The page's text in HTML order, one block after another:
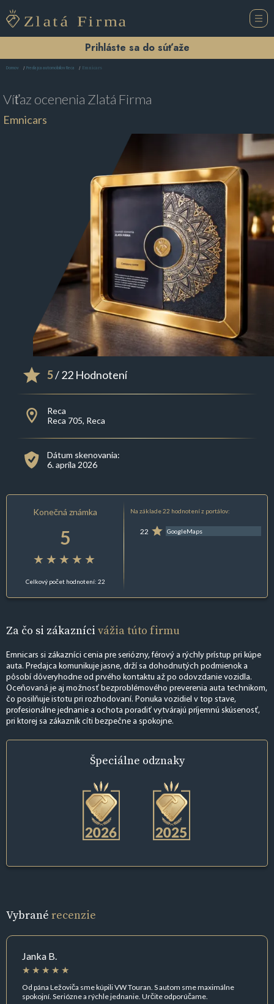
Prihláste sa do súťaže
Domov Predajca automobilov Reca Emnicars
Víťaz ocenenia Zlatá Firma
Emnicars
5/ 22 Hodnotení
Reca
Reca 705, Reca
Dátum skenovania:
6. apríla 2026
Konečná známka
5
Celkový počet hodnotení: 22
Na základe 22 hodnotení z portálov:
22 GoogleMaps
Za čo si zákazníci vážia túto firmu
Emnicars si zákazníci cenia pre seriózny, férový a rýchly prístup pri kúpe
auta. Predajca komunikuje jasne, drží sa dohodnutých podmienok a
pôsobí dôveryhodne od prvého kontaktu až po odovzdanie vozidla.
Oceňovaná je aj možnosť bezproblémového preverenia auta technikom,
čo posilňuje istotu pri rozhodovaní. Ponuka vozidiel v top stave,
profesionálne jednanie a ochota poradiť vytvárajú príjemnú skúsenosť,
pri ktorej sa zákazník cíti bezpečne a spokojne.
Špeciálne odznaky
Vybrané recenzie
Janka B.
Od pána Ležoviča sme kúpili VW Touran. S autom sme maximálne
spokojní. Seriózne a rýchle jednanie. Určite odporúčame.